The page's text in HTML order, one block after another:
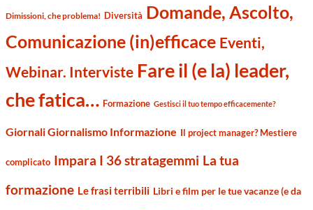
Dimissioni, che problema! Diversità Domande, Ascolto,
Comunicazione (in)efficace Eventi,
Webinar. Interviste Fare il (e la) leader,
che fatica… Formazione Gestisci il tuo tempo efficacemente?
Giornali Giornalismo Informazione Il project manager? Mestiere
complicato Impara I 36 stratagemmi La tua
formazione Le frasi terribili Libri e film per le tue vacanze (e da